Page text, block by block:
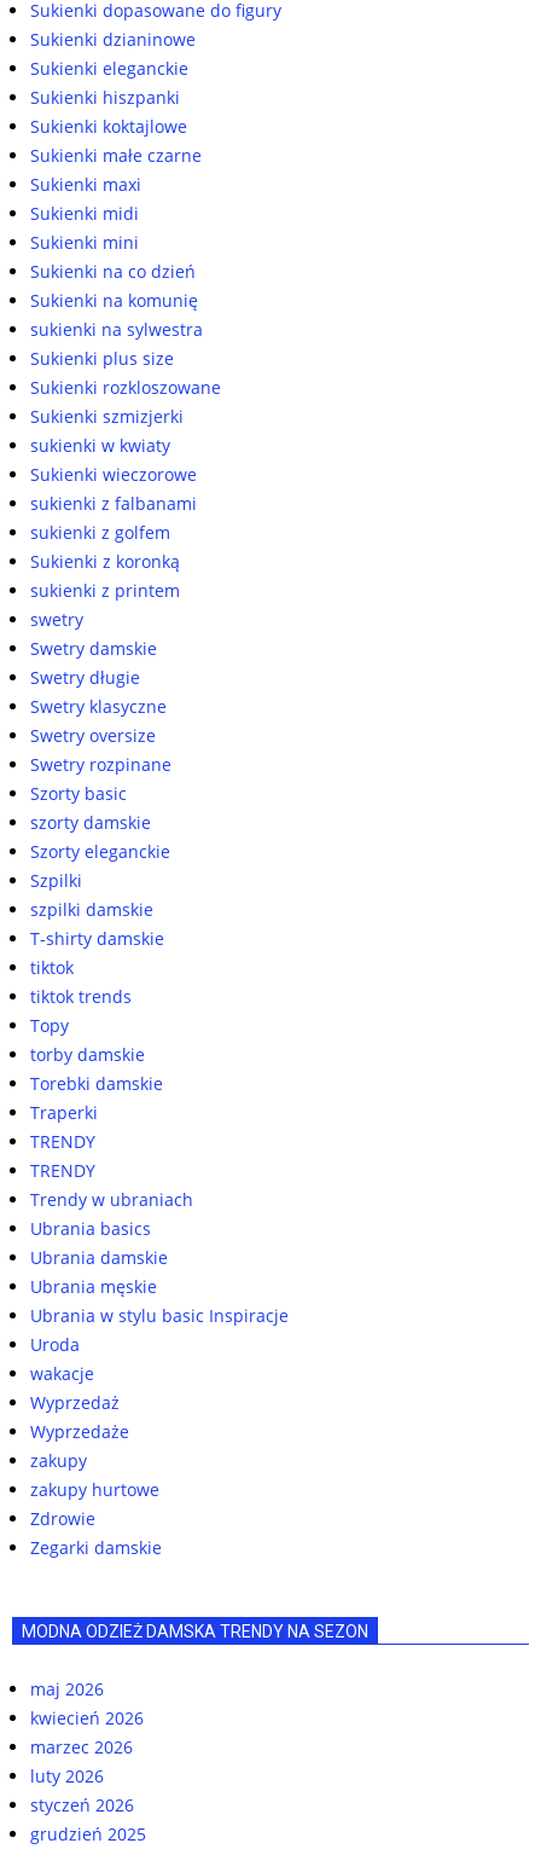
Sukienki dopasowane do figury
Sukienki dzianinowe
Sukienki eleganckie
Sukienki hiszpanki
Sukienki koktajlowe
Sukienki małe czarne
Sukienki maxi
Sukienki midi
Sukienki mini
Sukienki na co dzień
Sukienki na komunię
sukienki na sylwestra
Sukienki plus size
Sukienki rozkloszowane
Sukienki szmizjerki
sukienki w kwiaty
Sukienki wieczorowe
sukienki z falbanami
sukienki z golfem
Sukienki z koronką
sukienki z printem
swetry
Swetry damskie
Swetry długie
Swetry klasyczne
Swetry oversize
Swetry rozpinane
Szorty basic
szorty damskie
Szorty eleganckie
Szpilki
szpilki damskie
T-shirty damskie
tiktok
tiktok trends
Topy
torby damskie
Torebki damskie
Traperki
TRENDY
TRENDY
Trendy w ubraniach
Ubrania basics
Ubrania damskie
Ubrania męskie
Ubrania w stylu basic Inspiracje
Uroda
wakacje
Wyprzedaż
Wyprzedaże
zakupy
zakupy hurtowe
Zdrowie
Zegarki damskie
MODNA ODZIEŻ DAMSKA TRENDY NA SEZON
maj 2026
kwiecień 2026
marzec 2026
luty 2026
styczeń 2026
grudzień 2025